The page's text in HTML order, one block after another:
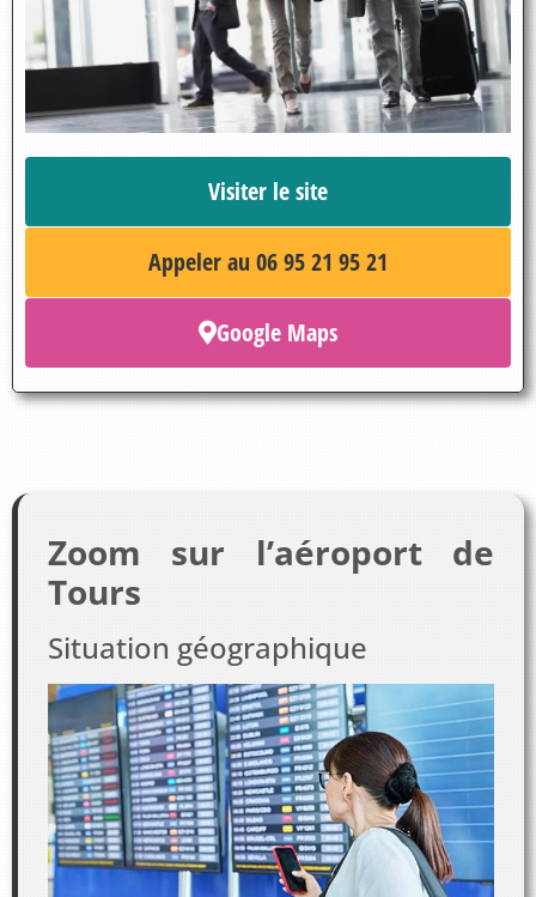
Visiter le site
Appeler au 06 95 21 95 21
Google Maps
Zoom sur l’aéroport de
Tours
Situation géographique